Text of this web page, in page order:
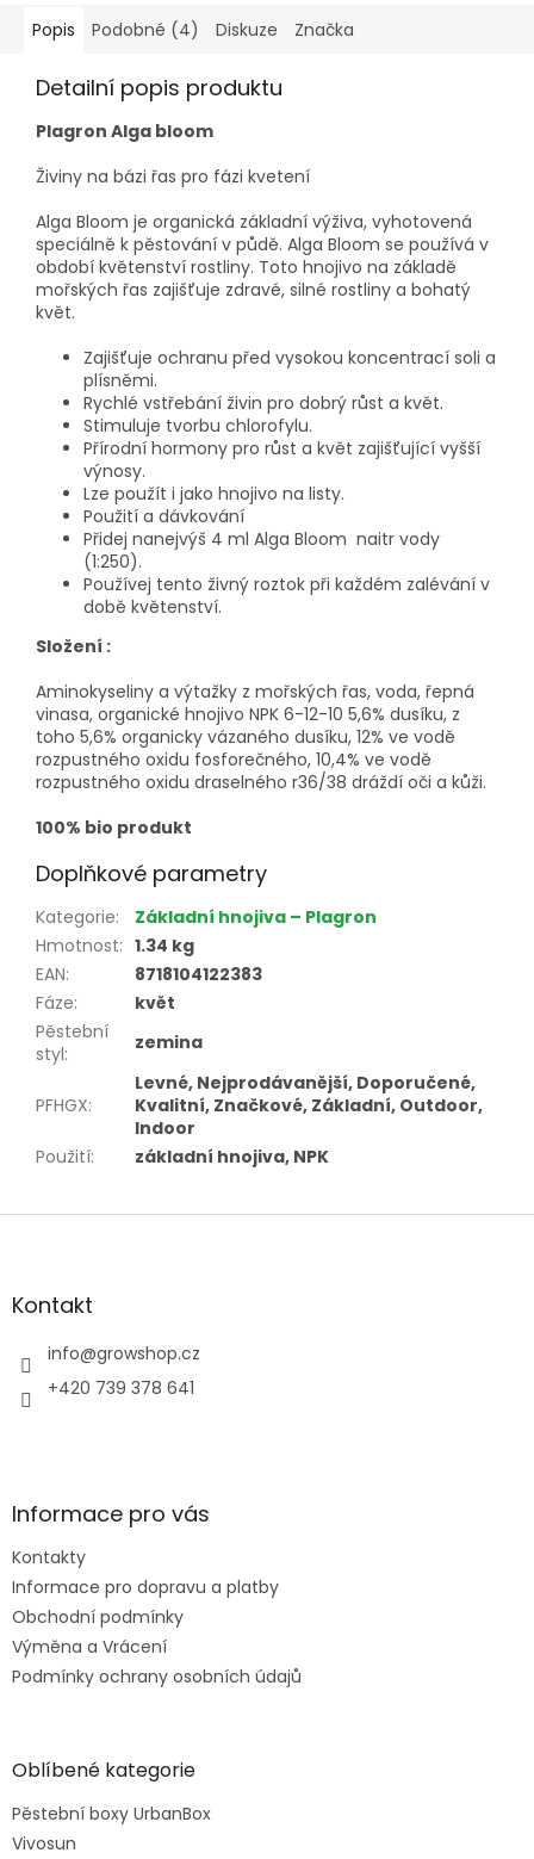
Popis Podobné (4) Diskuze Značka
Detailní popis produktu
Plagron Alga bloom
Živiny na bázi řas pro fázi kvetení
Alga Bloom je organická základní výživa, vyhotovená
speciálně k pěstování v půdě. Alga Bloom se používá v
období květenství rostliny. Toto hnojivo na základě
mořských řas zajišťuje zdravé, silné rostliny a bohatý
květ.
Zajišťuje ochranu před vysokou koncentrací soli a
plísněmi.
Rychlé vstřebání živin pro dobrý růst a květ.
Stimuluje tvorbu chlorofylu.
Přírodní hormony pro růst a květ zajišťující vyšší
výnosy.
Lze použít i jako hnojivo na listy.
Použití a dávkování
Přidej nanejvýš 4 ml Alga Bloom naitr vody
(1:250).
Používej tento živný roztok při každém zalévání v
době květenství.
Složení :
Aminokyseliny a výtažky z mořských řas, voda, řepná
vinasa, organické hnojivo NPK 6-12-10 5,6% dusíku, z
toho 5,6% organicky vázaného dusíku, 12% ve vodě
rozpustného oxidu fosforečného, 10,4% ve vodě
rozpustného oxidu draselného r36/38 dráždí oči a kůži.
100% bio produkt
Doplňkové parametry
Kategorie:
Základní hnojiva – Plagron
Hmotnost: 1.34 kg
EAN:
8718104122383
Fáze:
květ
Pěstební
styl: zemina
PFHGX:
Levné, Nejprodávanější, Doporučené,
Kvalitní, Značkové, Základní, Outdoor,
Indoor
Použití: základní hnojiva, NPK
Z
aKontakt
info@growshop.cz
+420 739 378 641
Informace pro vás
Kontakty
Informace pro dopravu a platby
Obchodní podmínky
Výměna a Vrácení
Podmínky ochrany osobních údajů
Oblíbené kategorie
Pěstební boxy UrbanBox
Vivosun